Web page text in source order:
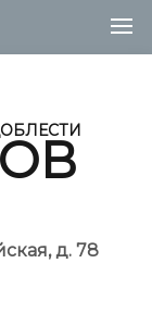
д. 78